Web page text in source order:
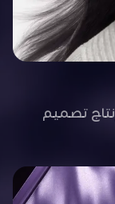
تصميم